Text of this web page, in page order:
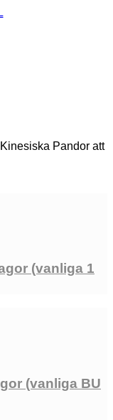
Pandor att
(vanliga 1
(vanliga BU